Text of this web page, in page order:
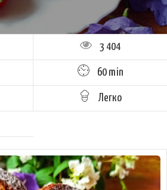
3 404
60 min
Легко